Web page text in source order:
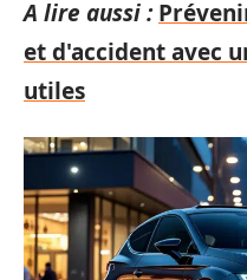
A lire aussi :
et d'accident avec
utiles